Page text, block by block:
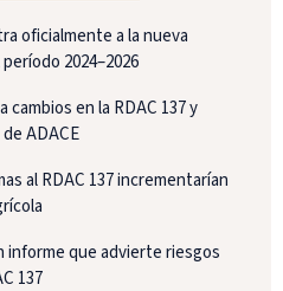
oficialmente a la nueva
2024–2026
en la RDAC 137 y
ADACE
al RDAC 137 incrementarían
informe que advierte riesgos
137